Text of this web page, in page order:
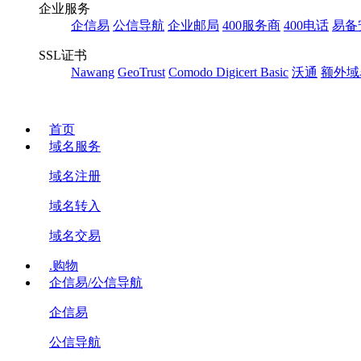
企业服务
企信易 公信导航 企业邮局 400服务商 400电话 易备
SSL证书
Nawang GeoTrust Comodo Digicert Basic 沃通 额外域
首页
域名服务
域名注册
域名转入
域名交易
.购物
企信易/公信导航
企信易
公信导航